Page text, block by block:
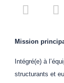
Mission
Intégré(e) à
structurants et